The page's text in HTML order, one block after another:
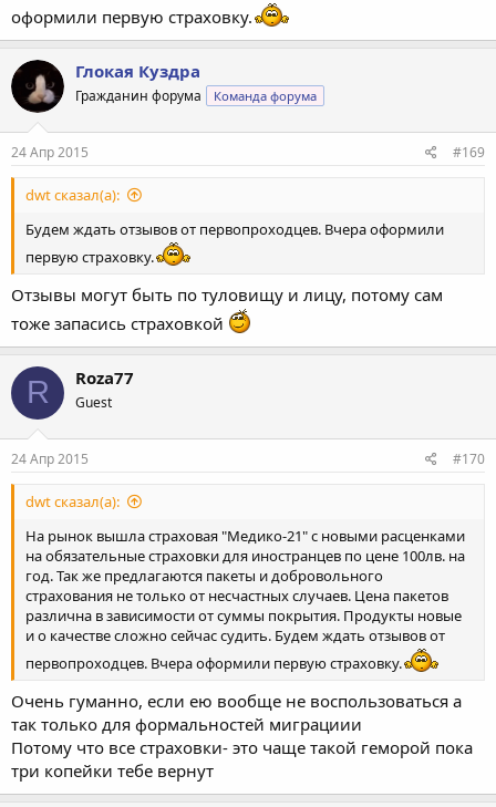
оформили первую страховку.
Глокая Куздра
Гражданин форума Команда форума
24 Апр 2015 #169
dwt сказал(а):
Будем ждать отзывов от первопроходцев. Вчера оформили
первую страховку.
Отзывы могут быть по туловищу и лицу, потому сам
тоже запасись страховкой
R Roza77
Guest
24 Апр 2015 #170
dwt сказал(а):
На рынок вышла страховая "Медико-21" с новыми расценками
на обязательные страховки для иностранцев по цене 100лв. на
год. Так же предлагаются пакеты и добровольного
страхования не только от несчастных случаев. Цена пакетов
различна в зависимости от суммы покрытия. Продукты новые
и о качестве сложно сейчас судить. Будем ждать отзывов от
первопроходцев. Вчера оформили первую страховку.
Очень гуманно, если ею вообще не воспользоваться а
так только для формальностей миграциии
Потому что все страховки- это чаще такой геморой пока
три копейки тебе вернут